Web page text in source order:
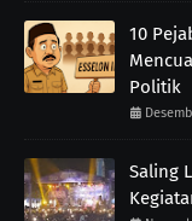
10
Politik
Saling